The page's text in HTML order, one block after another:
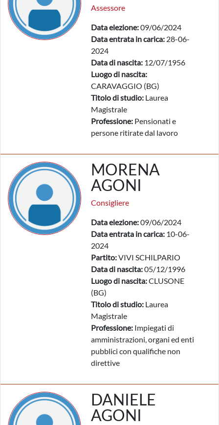
Assessore
Data elezione:09/06/2024
Data entrata in carica: 28-06-
2024
Data di nascita: 12/07/1956
Luogo di nascita:
CARAVAGGIO (BG)
Titolo di studio: Laurea
Magistrale
Professione: Pensionati e
persone ritirate dal lavoro
MORENA
AGONI
Consigliere
Data elezione:09/06/2024
Data entrata in carica: 10-06-
2024
Partito:VIVI SCHILPARIO
Data di nascita:05/12/1996
Luogo di nascita:CLUSONE
(BG)
Titolo di studio: Laurea
Magistrale
Professione: Impiegati di
amministrazioni, organi ed enti
pubblici con qualifiche non
direttive
DANIELE
AGONI